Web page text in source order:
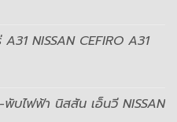
NISSAN CEFIRO A31
บไฟฟ้า นิสสัน เอ็นวี NISSAN